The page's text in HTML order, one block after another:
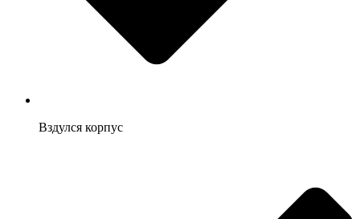
Вздулся корпус